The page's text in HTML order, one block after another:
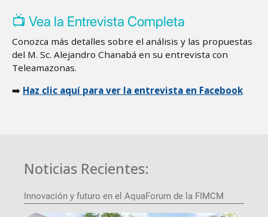
📺 Vea la Entrevista Completa
Conozca más detalles sobre el análisis y las propuestas
del M. Sc. Alejandro Chanabá en su entrevista con
Teleamazonas.
➡️ Haz clic aquí para ver la entrevista en Facebook
Noticias Recientes:
Innovación y futuro en el AquaForum de la FIMCM